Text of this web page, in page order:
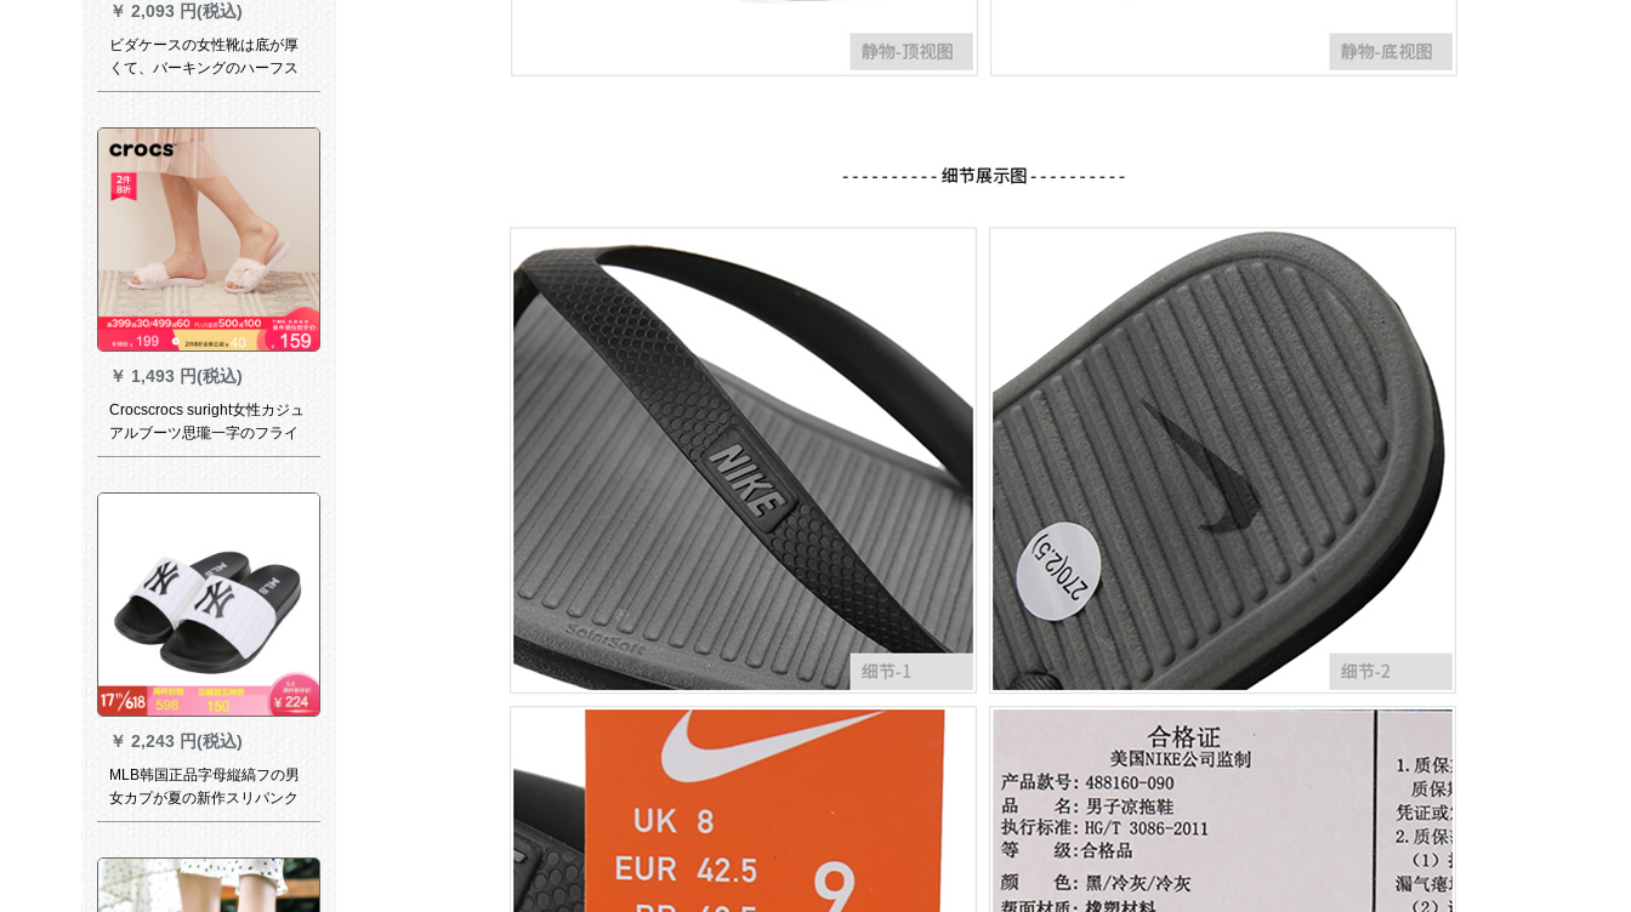
￥ 2,093 円(税込)
ビダケースの女性靴は底が厚
くて、バーキングのハーフス
リーリングの女性真皮が高い
￥ 1,493 円(税込)
Crocscrocs suright女性カジュ
アルブーツ思瓏一字のフライ
パンファ·マット·カージュ保温
￥ 2,243 円(税込)
MLB韩国正品字母縦縞フの男
女カプが夏の新作スリパンク
の白地に2800 mm